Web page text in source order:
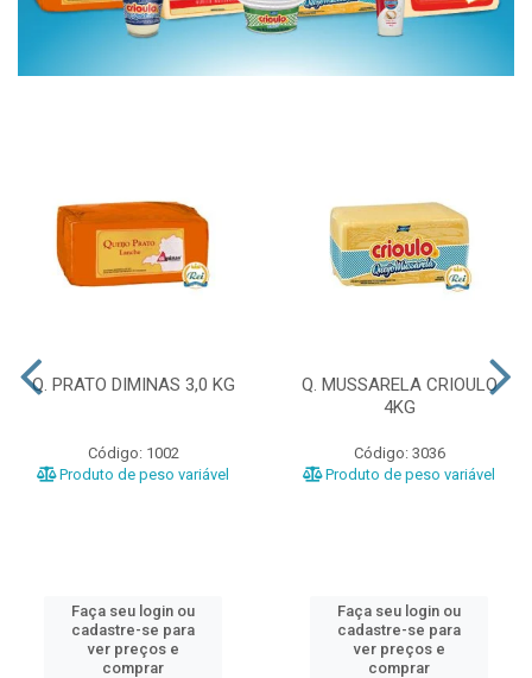
Q. PRATO DIMINAS 3,0 KG
Código: 1002
Produto de peso variável
Faça seu login ou
cadastre-se para
ver preços e
comprar
Q. MUSSARELA CRIOULO
4KG
Código: 3036
Produto de peso variável
Faça seu login ou
cadastre-se para
ver preços e
comprar